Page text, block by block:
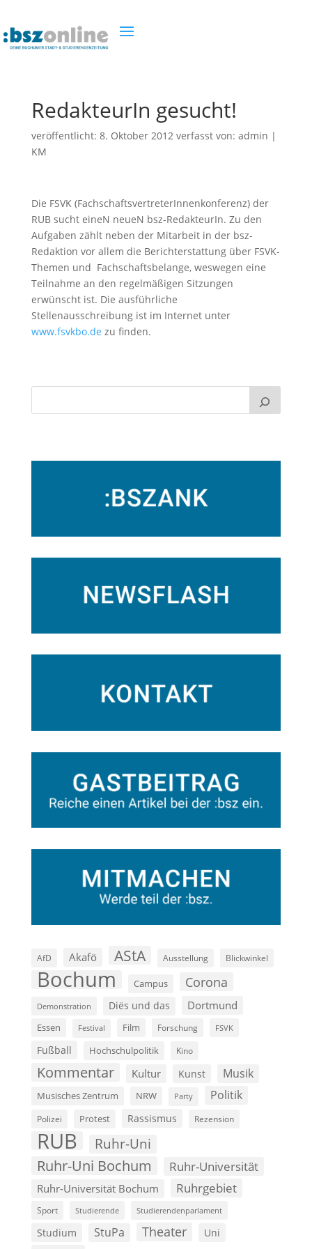
RedakteurIn gesucht!
veröffentlicht: 8. Oktober 2012verfasst von: admin |
KM
Die FSVK (FachschaftsvertreterInnenkonferenz) der
RUB sucht eineN neueN bsz-RedakteurIn. Zu den
Aufgaben zählt neben der Mitarbeit in der bsz-
Redaktion vor allem die Berichterstattung über FSVK-
Themen und Fachschaftsbelange, weswegen eine
Teilnahme an den regelmäßigen Sitzungen
erwünscht ist. Die ausführliche
Stellenausschreibung ist im Internet unter
www.fsvkbo.de zu finden.
AfD Akafö AStA Ausstellung Blickwinkel
Bochum Campus Corona
Demonstration Diës und das Dortmund
Essen Festival Film Forschung FSVK
Fußball Hochschulpolitik Kino
Kommentar Kultur Kunst Musik
Musisches Zentrum NRW Party Politik
Polizei Protest Rassismus Rezension
RUB Ruhr-Uni
Ruhr-Uni Bochum Ruhr-Universität
Ruhr-Universität Bochum Ruhrgebiet
Sport Studierende Studierendenparlament
Studium StuPa Theater Uni